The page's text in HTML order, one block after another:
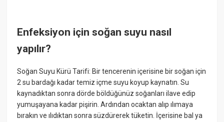
Enfeksiyon için soğan suyu nasıl
yapılır?
Soğan Suyu Kürü Tarifi: Bir tencerenin içerisine bir soğan için
2 su bardağı kadar temiz içme suyu koyup kaynatın. Su
kaynadıktan sonra dörde böldüğünüz soğanları ilave edip
yumuşayana kadar pişirin. Ardından ocaktan alıp ılımaya
bırakın ve ılıdıktan sonra süzdürerek tüketin. İçerisine bal ya